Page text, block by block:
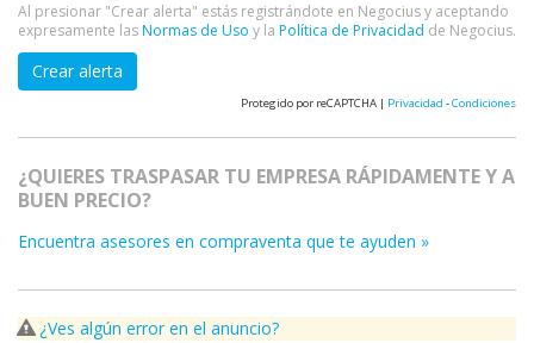
Al presionar "Crear alerta" estás registrándote en Negocius y aceptando
expresamente lasNormas de Uso y la Política de Privacidad de Negocius.
Crear alerta
Protegido por reCAPTCHA | Privacidad -Condiciones
¿QUIERES TRASPASAR TU EMPRESA RÁPIDAMENTE Y A
BUEN PRECIO?
Encuentra asesores en compraventa que te ayuden »
¿Ves algún error en el anuncio?